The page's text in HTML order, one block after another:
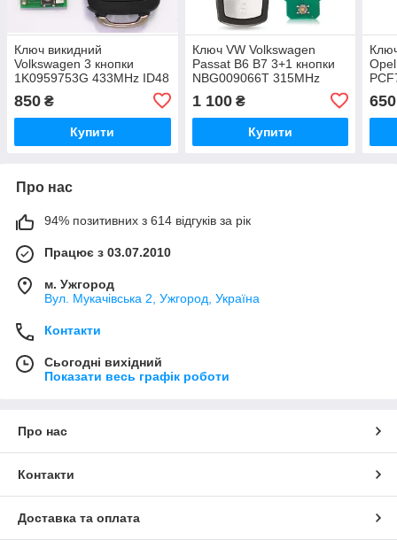
Ключ викидний
Volkswagen 3 кнопки
1K0959753G 433MHz ID48
850 ₴
Купити
Ключ VW Volkswagen
Passat B6 B7 3+1 кнопки
NBG009066T 315MHz
1 100₴
Купити
650
Про нас
94% позитивних з 614 відгуків за рік
Працює з 03.07.2010
м. Ужгород
Вул. Мукачівська 2, Ужгород, Україна
Контакти
Сьогодні вихідний
Показати весь графік роботи
Про нас
Контакти
Доставка та оплата